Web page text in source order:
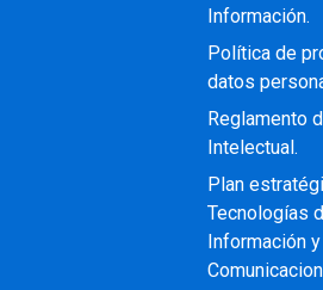
Información.
Política de
datos
Reglamento
Intelectual.
Plan
Tecnologías
Información y